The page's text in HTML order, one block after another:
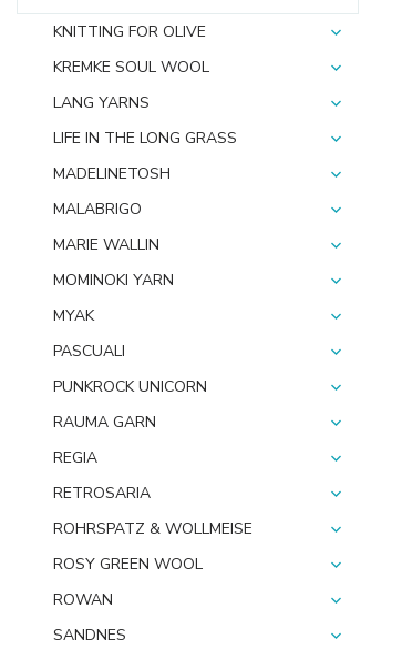
KNITTING FOR OLIVE
KREMKE SOUL WOOL
LANG YARNS
LIFE IN THE LONG GRASS
MADELINETOSH
MALABRIGO
MARIE WALLIN
MOMINOKI YARN
MYAK
PASCUALI
PUNKROCK UNICORN
RAUMA GARN
REGIA
RETROSARIA
ROHRSPATZ & WOLLMEISE
ROSY GREEN WOOL
ROWAN
SANDNES